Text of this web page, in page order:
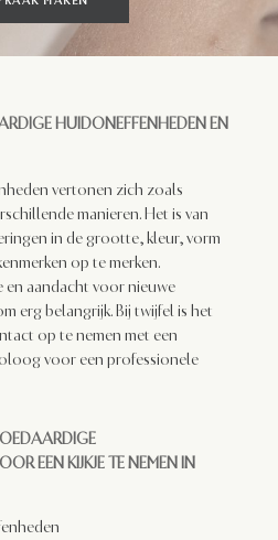
HUIDONEFFENHEDEN EN
vertonen zich zoals
manieren. Het is van
in de grootte, kleur, vorm
op te merken.
aandacht voor nieuwe
erg belangrijk. Bij twijfel is het
op te nemen met een
voor een professionele
EEN KIJKJE TE NEMEN IN